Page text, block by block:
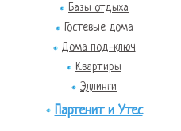
Базы отдыха
Гостевые дома
Дома под-ключ
Квартиры
Эллинги
Партенит и Утес